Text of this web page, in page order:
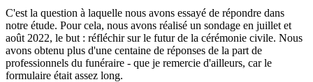
C'est la question à laquelle nous avons essayé de répondre dans
notre étude. Pour cela, nous avons réalisé un sondage en juillet et
août 2022, le but : réfléchir sur le futur de la cérémonie civile. Nous
avons obtenu plus d'une centaine de réponses de la part de
professionnels du funéraire - que je remercie d'ailleurs, car le
formulaire était assez long.